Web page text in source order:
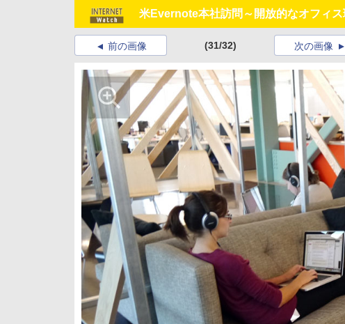
米Evernote本社訪問～開放的なオフィ
前の画像 (31/32) 次の画像